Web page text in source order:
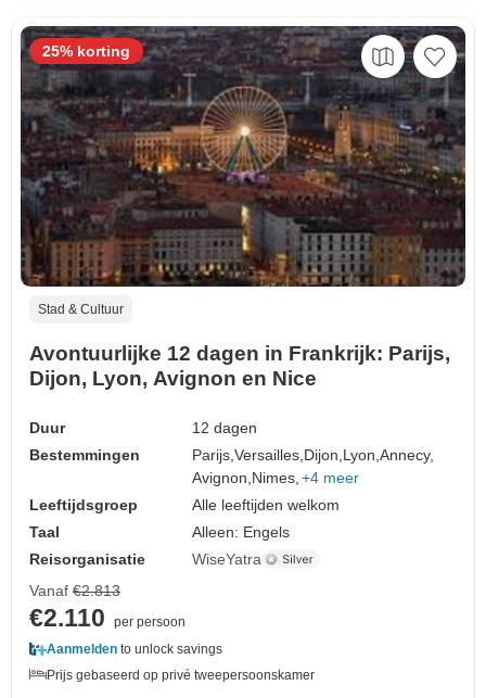
Stad & Cultuur
Avontuurlijke 12 dagen in Frankrijk: Parijs,
Dijon, Lyon, Avignon en Nice
Duur
12 dagen
Bestemmingen
Parijs,Versailles, Dijon, Lyon,Annecy,
Avignon, Nimes, +4 meer
Leeftijdsgroep
Alle leeftijden welkom
Taal
Alleen: Engels
Reisorganisatie
WiseYatra
25% korting
Vanaf €2.813
€2.110
per persoon
Aanmelden to unlock savings
Prijs gebaseerd op privé tweepersoonskamer